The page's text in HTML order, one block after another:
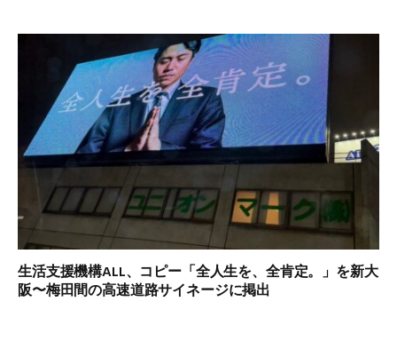
生活支援機構ALL、コピー「全人生を、全肯定。」を新大
阪〜梅田間の高速道路サイネージに掲出